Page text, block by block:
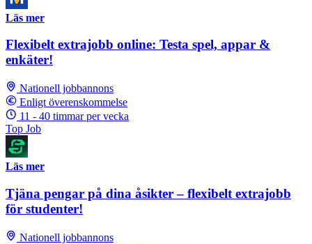
Läs mer
Flexibelt extrajobb online: Testa spel, appar &
enkäter!
Nationell jobbannons
Enligt överenskommelse
11 - 40 timmar per vecka
Top Job
Läs mer
Tjäna pengar på dina åsikter – flexibelt extrajobb
för studenter!
Nationell jobbannons